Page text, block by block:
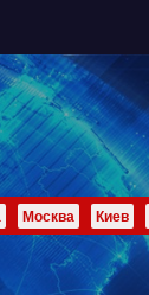
Москва Киев